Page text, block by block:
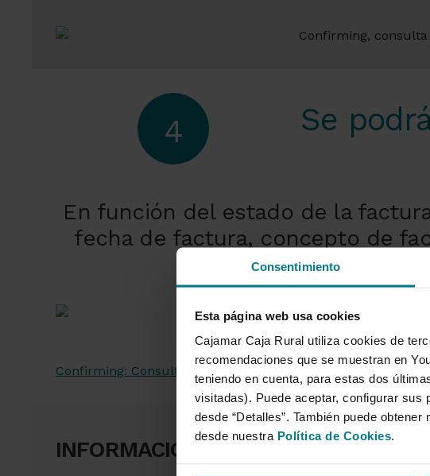
Consentimiento
Esta página web usa cookies
Cajamar Caja Rural utiliza cookies de
recomendaciones que se muestran en
teniendo en cuenta, para estas dos
visitadas). Puede aceptar, configurar sus
desde “Detalles”. También puede
desde nuestra Política de Cookies.
4 Se
En función del estado de la
fecha de factura, concepto de
pinchar sobre el
Confirming: Consulta facturas y fondos a pagar - Infografía
INFORMACIÓN RELACIONADA